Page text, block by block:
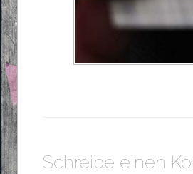
Schreibe einen